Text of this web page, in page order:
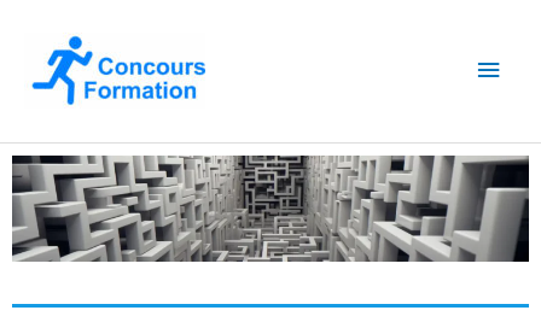
contenu